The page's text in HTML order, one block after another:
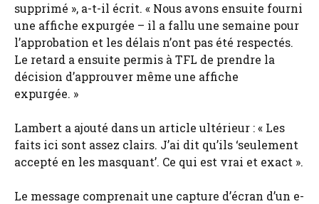
supprimé », a-t-il écrit. « Nous avons ensuite fourni
une affiche expurgée – il a fallu une semaine pour
l’approbation et les délais n’ont pas été respectés.
Le retard a ensuite permis à TFL de prendre la
décision d’approuver même une affiche
expurgée. »
Lambert a ajouté dans un article ultérieur : « Les
faits ici sont assez clairs. J’ai dit qu’ils ‘seulement
accepté en les masquant’. Ce qui est vrai et exact ».
Le message comprenait une capture d’écran d’un e-